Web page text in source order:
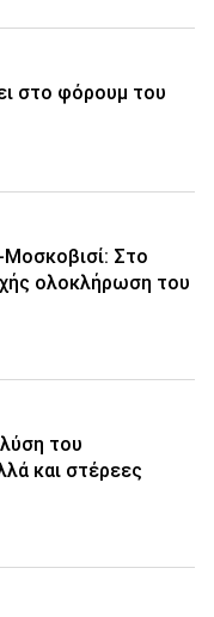
στο φόρουμ του
Στο
ολοκλήρωση του
του
και στέρεες